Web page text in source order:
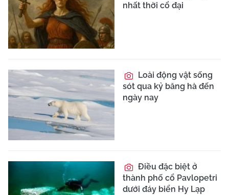
nhất thời cổ đại
Loài động vật sống
sót qua kỷ băng hà đến
ngày nay
Điều đặc biệt ở
thành phố cổ Pavlopetri
dưới đáy biển Hy Lạp